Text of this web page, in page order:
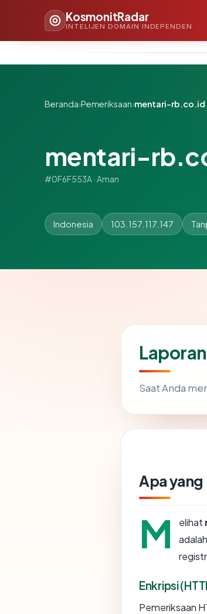
KosmonitRadar
INTELIJEN DOMAIN INDEPENDEN
Beranda›Pemeriksaan›mentari-rb.co.id
mentari-
#0F6F553A · Aman
Indonesia 103.157.117.147
Saat Anda
Apa
M elihat
Enkripsi
Pemeriksaan